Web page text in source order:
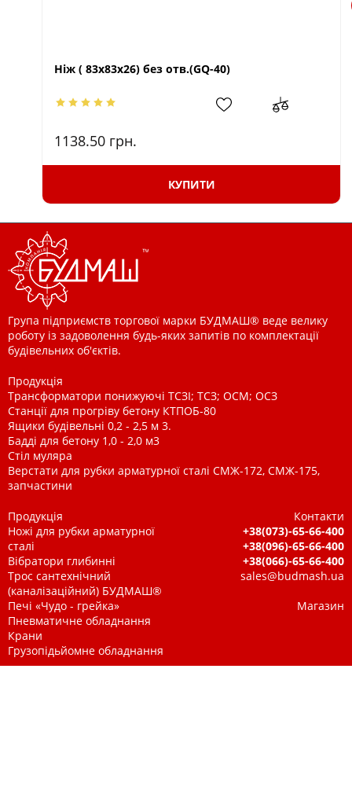
Ніж ( 83х83х26) без отв.(GQ-40)
1138.50 грн.
КУПИТИ
Група підприємств торгової марки БУДМАШ® веде велику
роботу із задоволення будь-яких запитів по комплектації
будівельних об'єктів.
Продукція
Трансформатори понижуючі ТСЗІ; ТСЗ; ОСМ; ОСЗ
Станції для прогріву бетону КТПОБ-80
Ящики будівельні 0,2 - 2,5 м 3.
Бадді для бетону 1,0 - 2,0 м3
Стіл муляра
Верстати для рубки арматурної сталі СМЖ-172, СМЖ-175,
запчастини
Продукція
Ножі для рубки арматурної
сталі
Вібратори глибинні
Трос сантехнічний
(каналізаційний) БУДМАШ®
Печі «Чудо - грейка»
Пневматичне обладнання
Крани
Грузопідьйомне обладнання
Контакти
+38(073)-65-66-400
+38(096)-65-66-400
+38(066)-65-66-400
sales@budmash.ua
Магазин